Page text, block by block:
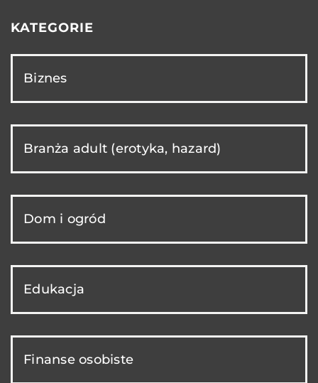
KATEGORIE
Biznes
Branża adult (erotyka, hazard)
Dom i ogród
Edukacja
Finanse osobiste